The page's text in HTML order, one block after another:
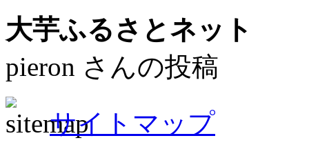
大芋ふるさとネット
pieron さんの投稿
サイトマップ